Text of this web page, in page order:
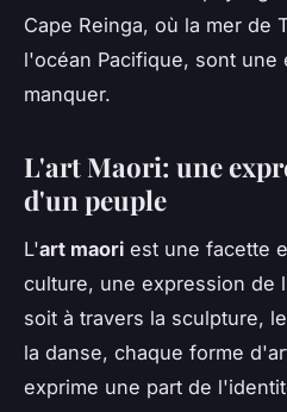
Cape Reinga, où la mer de
l'océan Pacifique, sont une
manquer.
L'art Maori: une
d'un peuple
L'art maori est une facette
culture, une expression de
soit à travers la sculpture,
la danse, chaque forme
exprime une part de